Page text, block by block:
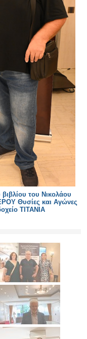
του Νικολάου
Θυσίες και Αγώνες
ΤΙΤΑΝΙΑ